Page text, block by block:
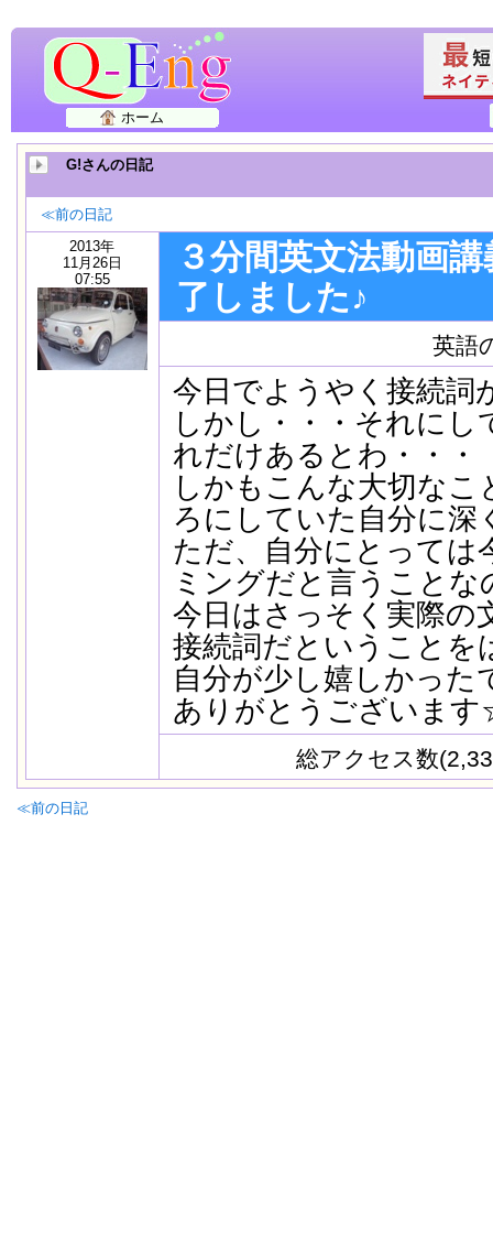
ホーム
G!さんの日記
≪前の日記
2013年
11月26日
07:55
３分間英文法動画
了しました♪
英語
今日でようやく接続詞
しかし・・・それにし
れだけあるとわ・・・
しかもこんな大切な
ろにしていた自分に深
ただ、自分にとっては
ミングだと言うことな
今日はさっそく実際の
接続詞だということを
自分が少し嬉しかった
ありがとうございま
総アクセス数
≪前の日記